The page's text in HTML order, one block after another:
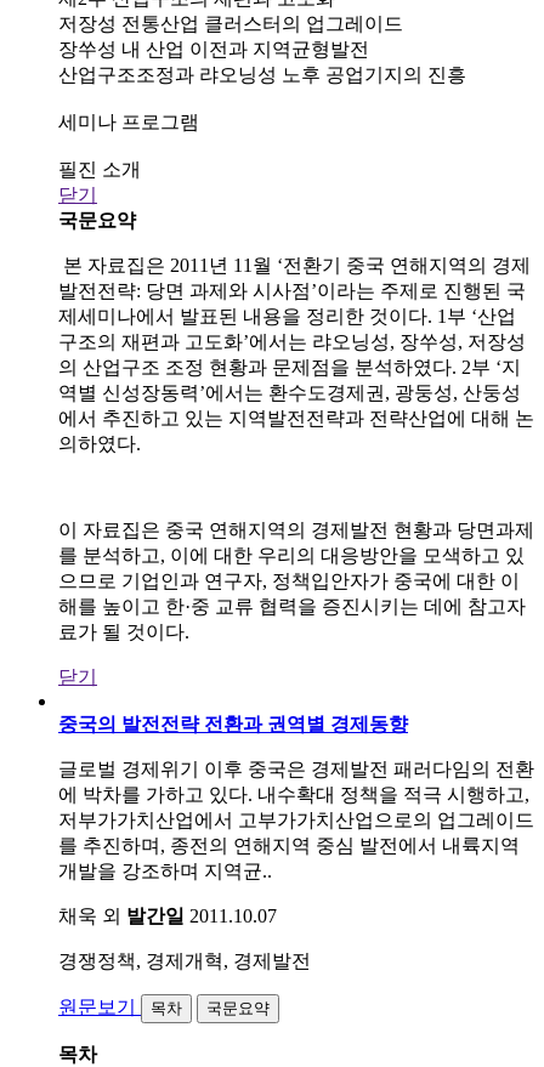
저장성 전통산업 클러스터의 업그레이드
장쑤성 내 산업 이전과 지역균형발전
산업구조조정과 랴오닝성 노후 공업기지의 진흥
세미나 프로그램
필진 소개
닫기
국문요약
본 자료집은 2011년 11월 ‘전환기 중국 연해지역의 경제
발전전략: 당면 과제와 시사점’이라는 주제로 진행된 국
제세미나에서 발표된 내용을 정리한 것이다. 1부 ‘산업
구조의 재편과 고도화’에서는 랴오닝성, 장쑤성, 저장성
의 산업구조 조정 현황과 문제점을 분석하였다. 2부 ‘지
역별 신성장동력’에서는 환수도경제권, 광둥성, 산둥성
에서 추진하고 있는 지역발전전략과 전략산업에 대해 논
의하였다.
이 자료집은 중국 연해지역의 경제발전 현황과 당면과제
를 분석하고, 이에 대한 우리의 대응방안을 모색하고 있
으므로 기업인과 연구자, 정책입안자가 중국에 대한 이
해를 높이고 한·중 교류 협력을 증진시키는 데에 참고자
료가 될 것이다.
닫기
중국의 발전전략 전환과 권역별 경제동향
글로벌 경제위기 이후 중국은 경제발전 패러다임의 전환
에 박차를 가하고 있다. 내수확대 정책을 적극 시행하고,
저부가가치산업에서 고부가가치산업으로의 업그레이드
를 추진하며, 종전의 연해지역 중심 발전에서 내륙지역
개발을 강조하며 지역균..
채욱 외 발간일 2011.10.07
경쟁정책, 경제개혁, 경제발전
원문보기 목차 국문요약
목차